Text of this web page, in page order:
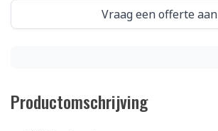
Vraag een offerte aan
Productomschrijving